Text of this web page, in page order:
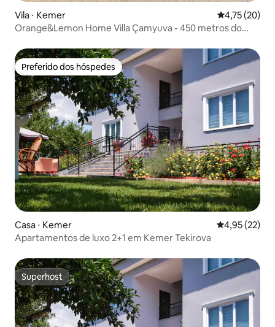
Vila ⋅ Kemer 4,75 de uma
4,75 (20)
Orange&Lemon Home Villa Çamyuva - 450 metros do
Preferido dos hóspedes
Preferido dos hóspedes
Casa ⋅ Kemer 4,95 de uma
4,95 (22)
Apartamentos de luxo 2+1 em Kemer Tekirova
Superhost
Superhost